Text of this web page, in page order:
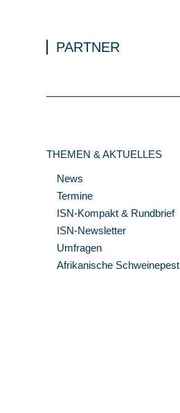
PARTNER
THEMEN & AKTUELLES
News
Termine
ISN-Kompakt & Rundbrief
ISN-Newsletter
Umfragen
Afrikanische Schweinepest